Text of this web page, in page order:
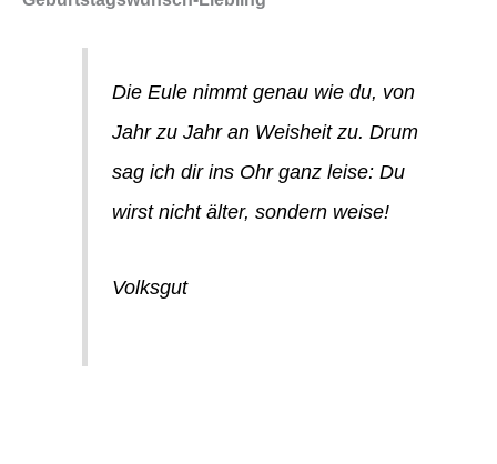
Die Eule nimmt genau wie du, von
Jahr zu Jahr an Weisheit zu. Drum
sag ich dir ins Ohr ganz leise: Du
wirst nicht älter, sondern weise!
Volksgut